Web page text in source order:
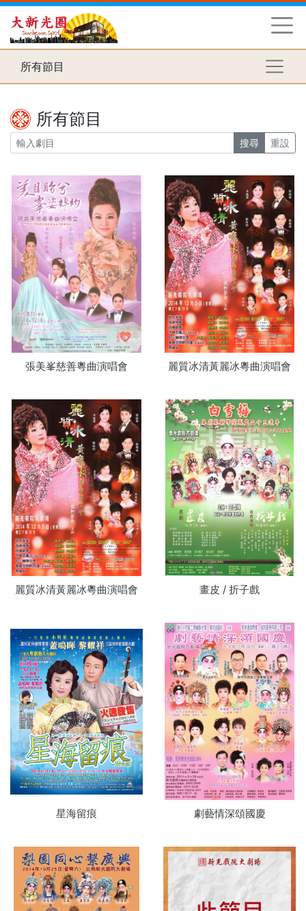
所有節目
所有節目
搜尋 重設
張美峯慈善粵曲演唱會 麗質冰清黃麗冰粵曲演唱會
麗質冰清黃麗冰粵曲演唱會 畫皮 / 折子戲
星海留痕 劇藝情深頌國慶